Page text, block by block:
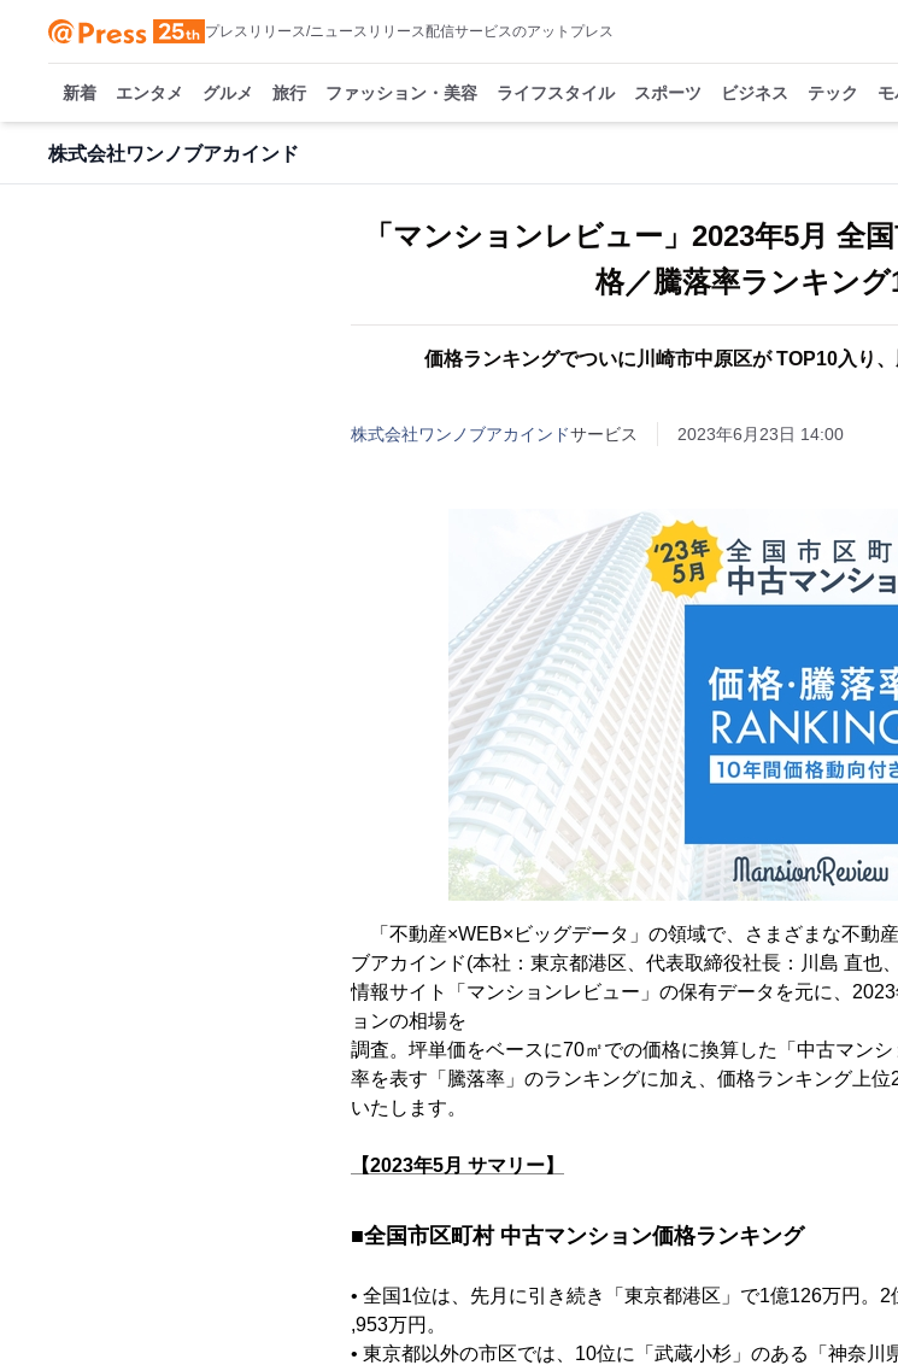
プレスリリース/ニュースリリース配信サービスのアットプレス
新着 エンタメ グルメ 旅行 ファッション・美容 ライフスタイル スポーツ ビジネス テック
株式会社ワンノブアカインド
「マンションレビュー」2023年5月 全
格／騰落率ランキング
価格ランキングでついに川崎市中原区が TOP10入り
株式会社ワンノブアカインドサービス 2023年6月23日 14:00
「不動産×WEB×ビッグデータ」の領域で、さまざまな不動
ブアカインド(本社：東京都港区、代表取締役社長：川島 直也
情報サイト「マンションレビュー」の保有データを元に、
ョンの相場を
調査。坪単価をベースに70㎡での価格に換算した「中古マン
率を表す「騰落率」のランキングに加え、価格ランキング上
いたします。
【2023年5月 サマリー】
■全国市区町村 中古マンション価格ランキング
• 全国1位は、先月に引き続き「東京都港区」で1億126万円。
,953万円。
• 東京都以外の市区では、10位に「武蔵小杉」のある「神奈